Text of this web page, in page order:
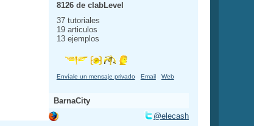
8126 de clabLevel
37 tutoriales
19 articulos
13 ejemplos
Envíale un mensaje privado Email Web
BarnaCity
@elecash